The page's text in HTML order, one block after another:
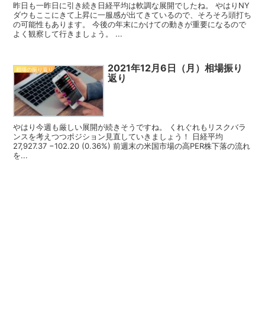
昨日も一昨日に引き続き日経平均は軟調な展開でしたね。 やはりNY
ダウもここにきて上昇に一服感が出てきているので、そろそろ頭打ち
の可能性もあります。 今後の年末にかけての動きが重要になるので
よく観察して行きましょう。 ...
相場の振り返り
2021年12月6日（月）相場振り
返り
やはり今週も厳しい展開が続きそうですね。 くれぐれもリスクバラ
ンスを考えつつポジション見直していきましょう！ 日経平均
27,927.37 −102.20 (0.36%) 前週末の米国市場の高PER株下落の流れ
を...